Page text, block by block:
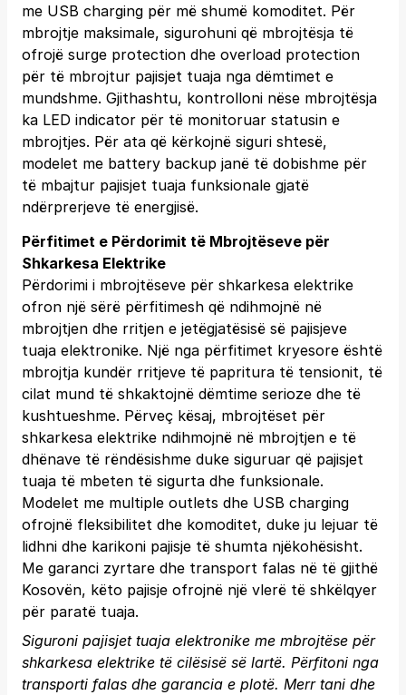
me USB charging për më shumë komoditet. Për
mbrojtje maksimale, sigurohuni që mbrojtësja të
ofrojë surge protection dhe overload protection
për të mbrojtur pajisjet tuaja nga dëmtimet e
mundshme. Gjithashtu, kontrolloni nëse mbrojtësja
ka LED indicator për të monitoruar statusin e
mbrojtjes. Për ata që kërkojnë siguri shtesë,
modelet me battery backup janë të dobishme për
të mbajtur pajisjet tuaja funksionale gjatë
ndërprerjeve të energjisë.
Përfitimet e Përdorimit të Mbrojtëseve për
Shkarkesa Elektrike
Përdorimi i mbrojtëseve për shkarkesa elektrike
ofron një sërë përfitimesh që ndihmojnë në
mbrojtjen dhe rritjen e jetëgjatësisë së pajisjeve
tuaja elektronike. Një nga përfitimet kryesore është
mbrojtja kundër rritjeve të papritura të tensionit, të
cilat mund të shkaktojnë dëmtime serioze dhe të
kushtueshme. Përveç kësaj, mbrojtëset për
shkarkesa elektrike ndihmojnë në mbrojtjen e të
dhënave të rëndësishme duke siguruar që pajisjet
tuaja të mbeten të sigurta dhe funksionale.
Modelet me multiple outlets dhe USB charging
ofrojnë fleksibilitet dhe komoditet, duke ju lejuar të
lidhni dhe karikoni pajisje të shumta njëkohësisht.
Me garanci zyrtare dhe transport falas në të gjithë
Kosovën, këto pajisje ofrojnë një vlerë të shkëlqyer
për paratë tuaja.
Siguroni pajisjet tuaja elektronike me mbrojtëse për
shkarkesa elektrike të cilësisë së lartë. Përfitoni nga
transporti falas dhe garancia e plotë. Merr tani dhe